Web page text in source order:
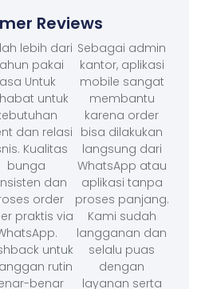
Reviews
lebih dari
pakai
Untuk
untuk
dan relasi
Kualitas
bunga
dan
order
praktis via
untuk
rutin
benar
Sebagai admin
kantor, aplikasi
mobile sangat
membantu
karena order
bisa dilakukan
langsung dari
WhatsApp atau
aplikasi tanpa
proses panjang.
Kami sudah
langganan dan
selalu puas
dengan
layanan serta